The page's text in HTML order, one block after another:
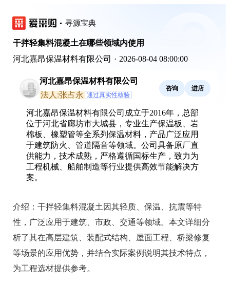
寻源宝典
干拌轻集料混凝土在哪些领域内使用
河北嘉昂保温材料有限公司 · 2026-08-04 08:00:00
河北嘉昂保温材料有限公司
法人:张占永 通过真实性核验
咨询 进店
河北嘉昂保温材料有限公司成立于2016年，总部
位于河北省廊坊市大城县，专业生产保温板、岩
棉板、橡塑管等全系列保温材料，产品广泛应用
于建筑防火、管道隔音等领域。公司具备原厂直
供能力，技术成熟，严格遵循国标生产，致力为
工程机械、船舶制造等行业提供高效节能解决方
案。
介绍： 干拌轻集料混凝土因其轻质、保温、抗震等特
性，广泛应用于建筑、市政、交通等领域。本文详细分
析了其在高层建筑、装配式结构、屋面工程、桥梁修复
等场景的应用优势，并结合实际案例说明其技术特点，
为工程选材提供参考。